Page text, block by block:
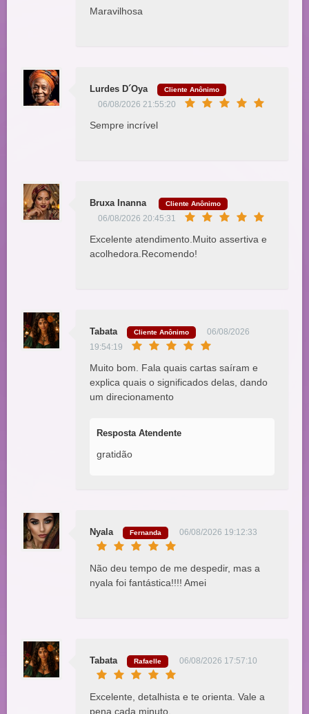
Maravilhosa
Lurdes D´Oya Cliente Anônimo
06/08/2026 21:55:20
Sempre incrível
Bruxa Inanna Cliente Anônimo
06/08/2026 20:45:31
Excelente atendimento.Muito assertiva e
acolhedora.Recomendo!
Tabata Cliente Anônimo
06/08/2026
19:54:19
Muito bom. Fala quais cartas saíram e
explica quais o significados delas, dando
um direcionamento
Resposta Atendente
gratidão
Nyala Fernanda 06/08/2026 19:12:33
Não deu tempo de me despedir, mas a
nyala foi fantástica!!!! Amei
Tabata Rafaelle 06/08/2026 17:57:10
Excelente, detalhista e te orienta. Vale a
pena cada minuto.